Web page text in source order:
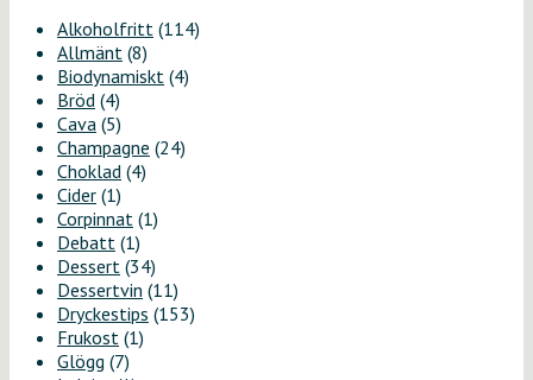
Alkoholfritt (114)
Allmänt (8)
Biodynamiskt (4)
Bröd (4)
Cava (5)
Champagne (24)
Choklad (4)
Cider (1)
Corpinnat (1)
Debatt (1)
Dessert (34)
Dessertvin (11)
Dryckestips (153)
Frukost (1)
Glögg (7)